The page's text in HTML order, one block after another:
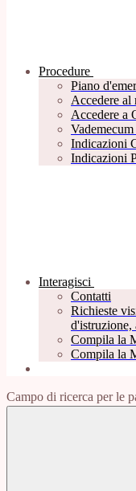
Procedure
Piano
Accedere al
Accedere a
Vademecum
Indicazioni
Indicazioni
Interagisci
Contatti
Richieste
d'istruzione,
Compila la
Compila la
Campo di ricerca per le